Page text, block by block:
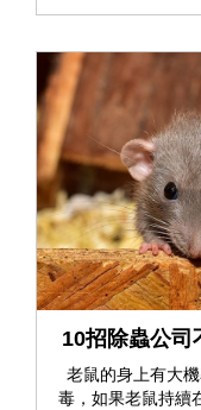
10招除蟲公司
老鼠的身上有大
毒，如果老鼠持續